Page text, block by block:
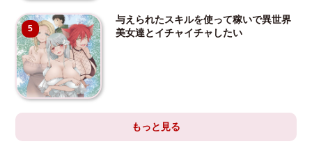
5
与えられたスキルを使って稼いで異世界
美女達とイチャイチャしたい
もっと見る